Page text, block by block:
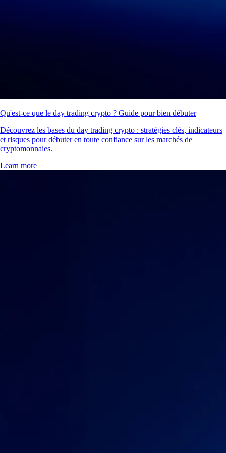
Qu'est-ce que le day trading crypto ? Guide pour bien débuter
Découvrez les bases du day trading crypto : stratégies clés, indicateurs
et risques pour débuter en toute confiance sur les marchés de
cryptomonnaies.
Learn more